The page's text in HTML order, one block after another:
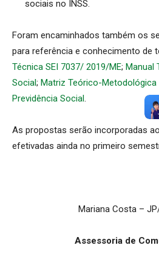
sociais no INSS.
Foram encaminhados também os
para referência e conhecimento de
Técnica SEI 7037/ 2019/ME; Manual
Social; Matriz Teórico-Metodológica
Previdência Social.
As propostas serão incorporadas
efetivadas ainda no primeiro
Mariana Costa –
Assessoria de